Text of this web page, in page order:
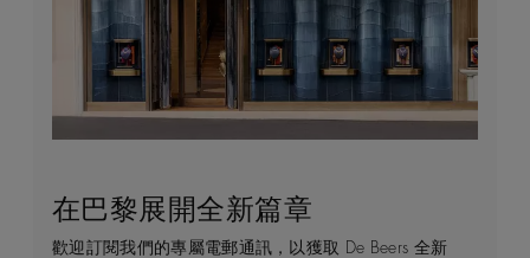
在巴黎展開全新篇章
歡迎訂閱我們的專屬電郵通訊，以獲取 De Beers 全新
守護永恒
De Beers 在全球珠寶領域獨樹一幟，因為我們是唯一
顧客服務
無論您是透過線上購物或造訪實體精品店，我們始終致
De Beers 的世界
De Beers 成立於倫敦，靈感來自非洲的自然，是奢華